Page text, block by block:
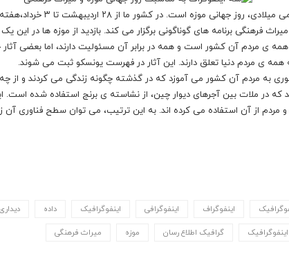
روز ۲۸ اردیبهشت برابر با ۱۸ ماه
فرهنگی برنامه های گوناگونی برگزار می کند. بازدید از موزه ها در این
ی مردم آن کشور است و همه در برابر آن مسئولیت دارند، اما بعضی آثار
ی مردم دنیا تعلق دارند. این آثار در فهرست یونسکو ثبت می شوند.
به مردم آن کشور می آموزد که در گذشته چگونه زندگی می کردند و از چه
که در ملات بین آجرهای دیوار چین، از نشاسته ی برنج استفاده شده
از آن استفاده می کرده اند. به این ترتیب، می توان سطح فناوری آن
اینفوگراف اینفوگرافی اینفوگرافیک داده
گرافیک اطلاع رسان موزه میراث فرهنگی